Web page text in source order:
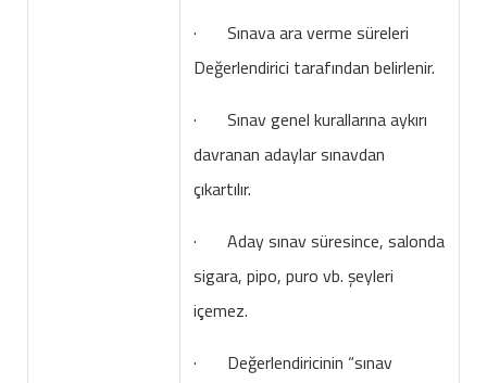
· Sınava ara verme süreleri
Değerlendirici tarafından belirlenir.
· Sınav genel kurallarına aykırı
davranan adaylar sınavdan
çıkartılır.
· Aday sınav süresince, salonda
sigara, pipo, puro vb. şeyleri
içemez.
· Değerlendiricinin “sınav